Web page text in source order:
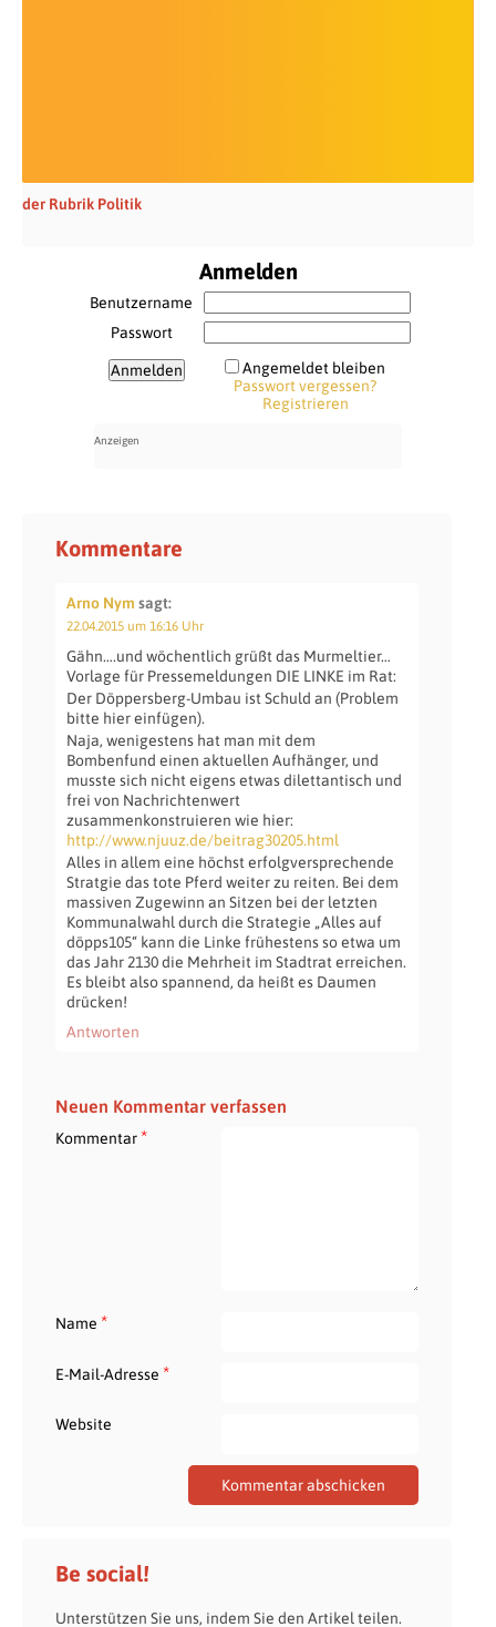
der Rubrik Politik
Anmelden
Benutzername
Passwort
Angemeldet bleiben
Passwort vergessen?
Registrieren
Kommentare
Arno Nym sagt:
22.04.2015 um 16:16 Uhr
Gähn….und wöchentlich grüßt das Murmeltier…
Vorlage für Pressemeldungen DIE LINKE im Rat:
Der Döppersberg-Umbau ist Schuld an (Problem
bitte hier einfügen).
Naja, wenigestens hat man mit dem
Bombenfund einen aktuellen Aufhänger, und
musste sich nicht eigens etwas dilettantisch und
frei von Nachrichtenwert
zusammenkonstruieren wie hier:
http://www.njuuz.de/beitrag30205.html
Alles in allem eine höchst erfolgversprechende
Stratgie das tote Pferd weiter zu reiten. Bei dem
massiven Zugewinn an Sitzen bei der letzten
Kommunalwahl durch die Strategie „Alles auf
döpps105“ kann die Linke frühestens so etwa um
das Jahr 2130 die Mehrheit im Stadtrat erreichen.
Es bleibt also spannend, da heißt es Daumen
drücken!
Antworten
Neuen Kommentar verfassen
Kommentar*
Name *
E-Mail-Adresse *
Website
Be social!
Unterstützen Sie uns, indem Sie den Artikel teilen.